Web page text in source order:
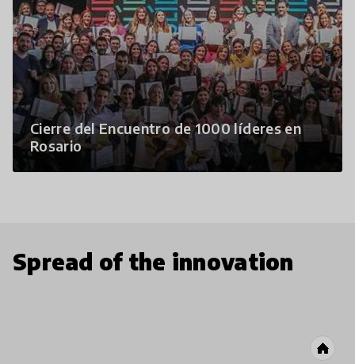
Cierre del Encuentro de 1000 líderes en
Rosario
Spread of the innovation